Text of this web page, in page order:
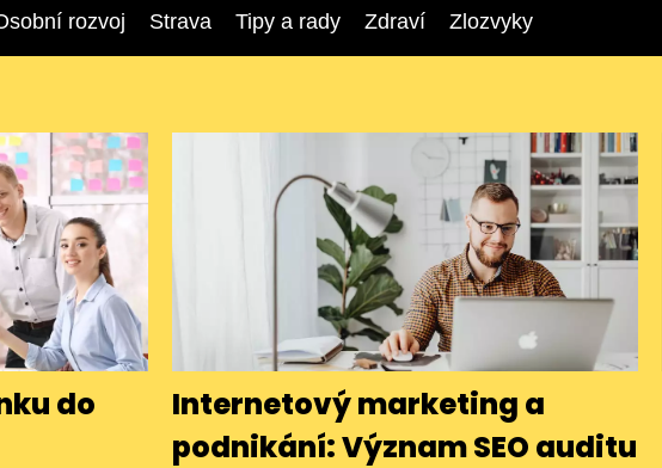
rozvoj Strava Tipy a rady Zdraví Zlozvyky
do
Internetový marketing a
podnikání: Význam SEO auditu